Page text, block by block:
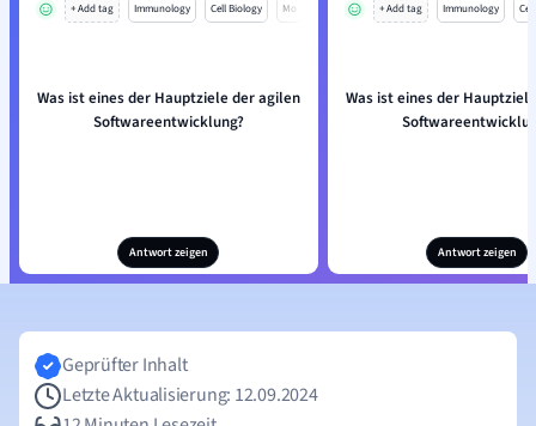
+ Add tag Immunology Cell Biology Mo
Was ist eines der Hauptziele der agilen
Softwareentwicklung?
Antwort zeigen
+ Add tag Immunology
Was ist eines der
Antwort zeigen
Geprüfter Inhalt
Letzte Aktualisierung: 12.09.2024